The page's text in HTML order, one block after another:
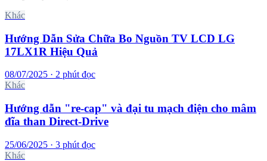
Khác
Hướng Dẫn Sửa Chữa Bo Nguồn TV LCD LG
17LX1R Hiệu Quả
08/07/2025 · 2 phút đọc
Khác
Hướng dẫn "re-cap" và đại tu mạch điện cho mâm
đĩa than Direct‑Drive
25/06/2025 · 3 phút đọc
Khác